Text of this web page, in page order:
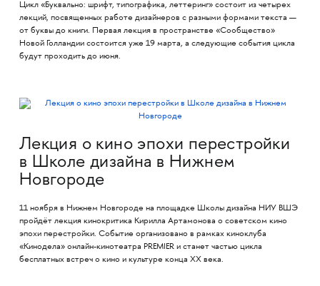
Цикл «Буквально: шрифт, типографика, леттеринг» состоит из четырех
лекций, посвященных работе дизайнеров с разными формами текста —
от буквы до книги. Первая лекция в пространстве «Сообщество»
Новой Голландии состоится уже 19 марта, а следующие события цикла
будут проходить до июня.
Лекция о кино эпохи перестройки
в Школе дизайна в Нижнем
Новгороде
11 ноября в Нижнем Новгороде на площадке Школы дизайна НИУ ВШЭ
пройдёт лекция кинокритика Кирилла Артамонова о советском кино
эпохи перестройки. Событие организовано в рамках киноклуба
«Кинодела» онлайн-кинотеатра PREMIER и станет частью цикла
бесплатных встреч о кино и культуре конца XX века.